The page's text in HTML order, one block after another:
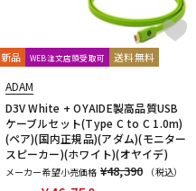
新品 WEB注文店頭受取可 送料無料
ADAM
D3V White + OYAIDE製高品質USB
ケーブルセット(Type C to C 1.0m)
(ペア)(国内正規品)(アダム)(モニター
スピーカー)(ホワイト)(オヤイデ)
メーカー希望小売価格 ¥48,390
（税込）